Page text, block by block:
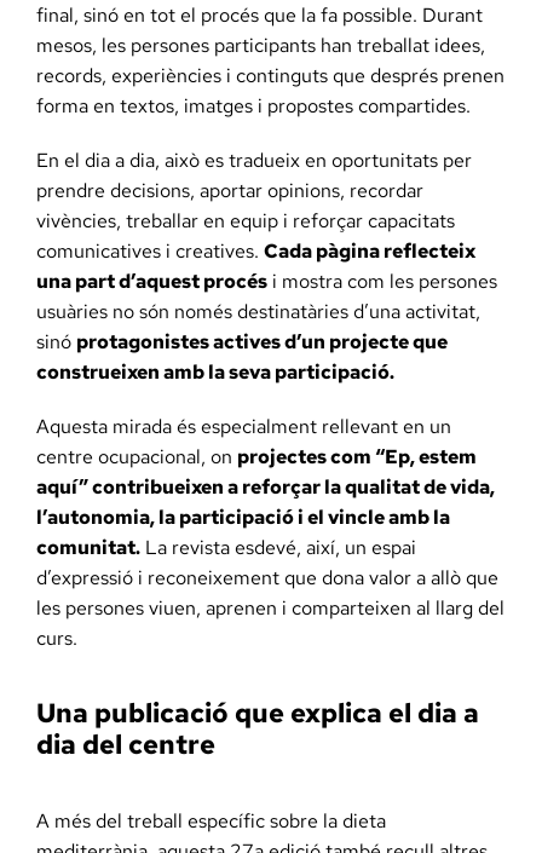
final, sinó en tot el procés que la fa possible. Durant
mesos, les persones participants han treballat idees,
records, experiències i continguts que després prenen
forma en textos, imatges i propostes compartides.
En el dia a dia, això es tradueix en oportunitats per
prendre decisions, aportar opinions, recordar
vivències, treballar en equip i reforçar capacitats
comunicatives i creatives. Cada pàgina reflecteix
una part d’aquest procés i mostra com les persones
usuàries no són només destinatàries d’una activitat,
sinó protagonistes actives d’un projecte que
construeixen amb la seva participació.
Aquesta mirada és especialment rellevant en un
centre ocupacional, on projectes com “Ep, estem
aquí” contribueixen a reforçar la qualitat de vida,
l’autonomia, la participació i el vincle amb la
comunitat. La revista esdevé, així, un espai
d’expressió i reconeixement que dona valor a allò que
les persones viuen, aprenen i comparteixen al llarg del
curs.
Una publicació que explica el dia a
dia del centre
A més del treball específic sobre la dieta